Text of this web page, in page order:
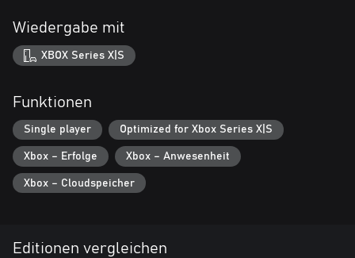
Wiedergabe mit
XBOX Series X|S
Funktionen
Single player Optimized for Xbox Series X|S
Xbox – Erfolge Xbox – Anwesenheit
Xbox – Cloudspeicher
Editionen vergleichen